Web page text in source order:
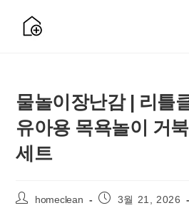
물놀이장난감 | 리틀
유아용 목욕놀이 거
세트
Post
homeclean
Post 3월 21, 2026